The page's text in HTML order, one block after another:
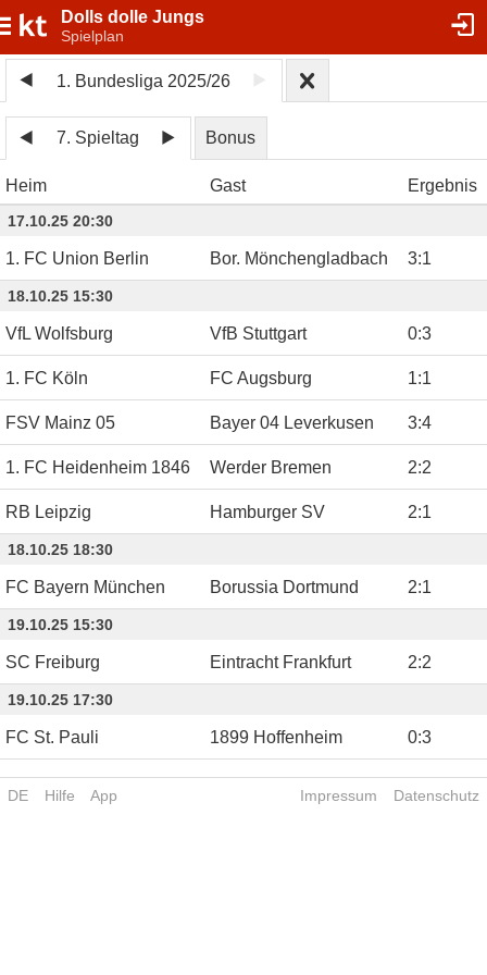
Dolls dolle Jungs
Spielplan
1. Bundesliga 2025/26
7. Spieltag Bonus
Heim Gast Ergebnis
17.10.25 20:30
1. FC Union Berlin Bor. Mönchengladbach 3:1
18.10.25 15:30
VfL Wolfsburg VfB Stuttgart 0:3
1. FC Köln FC Augsburg 1:1
FSV Mainz 05 Bayer 04 Leverkusen 3:4
1. FC Heidenheim 1846 Werder Bremen 2:2
RB Leipzig Hamburger SV 2:1
18.10.25 18:30
FC Bayern München Borussia Dortmund 2:1
19.10.25 15:30
SC Freiburg Eintracht Frankfurt 2:2
19.10.25 17:30
FC St. Pauli 1899 Hoffenheim 0:3
DE Hilfe App Impressum Datenschutz